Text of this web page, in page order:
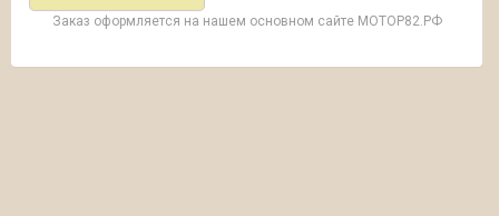
Заказ оформляется на нашем основном сайте МОТОР82.РФ